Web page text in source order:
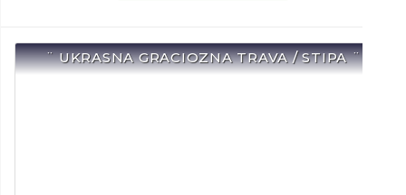
¨ UKRASNA GRACIOZNA TRAVA / STIPA ¨